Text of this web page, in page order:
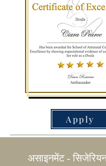
Apply
असाइनमेंट -